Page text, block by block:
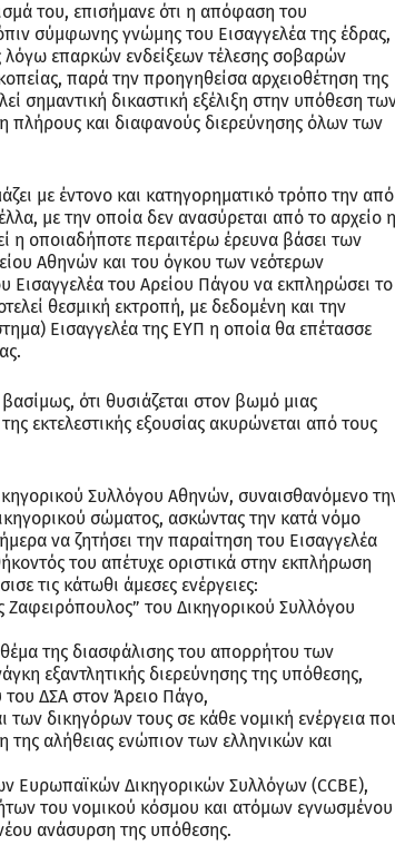
του, επισήμανε ότι η απόφαση του
σύμφωνης γνώμης του Εισαγγελέα της έδρας,
λόγω επαρκών ενδείξεων τέλεσης σοβαρών
παρά την προηγηθείσα αρχειοθέτηση της
σημαντική δικαστική εξέλιξη στην υπόθεση
και διαφανούς διερεύνησης όλων των
με έντονο και κατηγορηματικό τρόπο την από
με την οποία δεν ανασύρεται από το αρχείο η
οποιαδήποτε περαιτέρω έρευνα βάσει των
Αθηνών και του όγκου των νεότερων
Εισαγγελέα του Αρείου Πάγου να εκπληρώσει το
θεσμική εκτροπή, με δεδομένη και την
Εισαγγελέα της ΕΥΠ η οποία θα επέτασσε
ότι θυσιάζεται στον βωμό μιας
εκτελεστικής εξουσίας ακυρώνεται από τους
Συλλόγου Αθηνών, συναισθανόμενο
σώματος, ασκώντας την κατά νόμο
να ζητήσει την παραίτηση του Εισαγγελέα
του απέτυχε οριστικά στην εκπλήρωση
τις κάτωθι άμεσες ενέργειες:
του Δικηγορικού Συλλόγου
της διασφάλισης του απορρήτου των
εξαντλητικής διερεύνησης της υπόθεσης,
του ΔΣΑ στον Άρειο Πάγο,
δικηγόρων τους σε κάθε νομική ενέργεια
της αλήθειας ενώπιον των ελληνικών και
Ευρωπαϊκών Δικηγορικών Συλλόγων (CCBE),
του νομικού κόσμου και ατόμων εγνωσμένου
ανάσυρση της υπόθεσης.